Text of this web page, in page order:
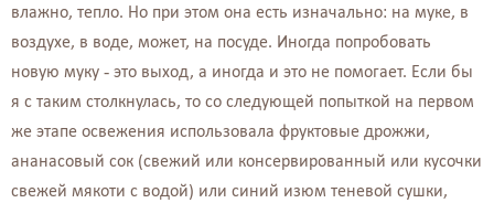
влажно, тепло. Но при этом она есть изначально: на муке, в
воздухе, в воде, может, на посуде. Иногда попробовать
новую муку - это выход, а иногда и это не помогает. Если бы
я с таким столкнулась, то со следующей попыткой на первом
же этапе освежения использовала фруктовые дрожжи,
ананасовый сок (свежий или консервированный или кусочки
свежей мякоти с водой) или синий изюм теневой сушки,